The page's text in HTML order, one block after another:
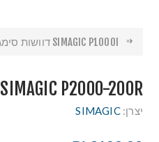
SIMAGIC P1000I דוושות סימג...
SIMAGIC P2000-200R דוושות הידראוליות
יצרן: SIMAGIC